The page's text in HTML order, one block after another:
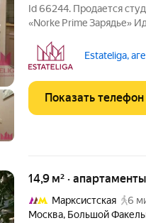
Id 66244. Продается
«Norke Prime Зарядье»
управляющая компания.
Москве со
Estateliga,
Показать телефон
14,9 м² ·
Марксистская
6
Москва, Большой